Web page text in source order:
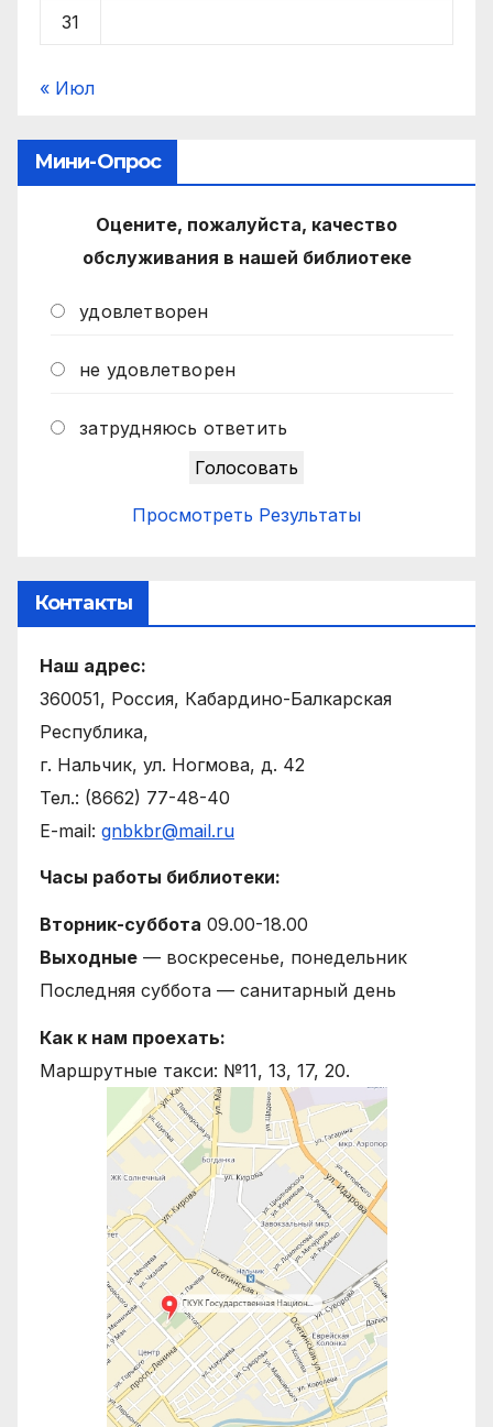
31
« Июл
Мини-Опрос
Оцените, пожалуйста, качество
обслуживания в нашей библиотеке
удовлетворен
не удовлетворен
затрудняюсь ответить
Просмотреть Результаты
Контакты
Наш адрес:
360051, Россия, Кабардино-Балкарская
Республика,
г. Нальчик, ул. Ногмова, д. 42
Тел.: (8662) 77-48-40
E-mail: gnbkbr@mail.ru
Часы работы библиотеки:
Вторник-суббота 09.00-18.00
Выходные — воскресенье, понедельник
Последняя суббота — санитарный день
Как к нам проехать:
Маршрутные такси: №11, 13, 17, 20.